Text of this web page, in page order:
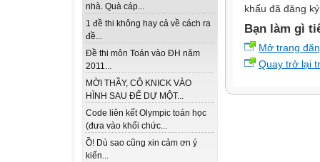
nhà. Quà cáp...
1 đề thi không hay cả về cách ra
đề...
Đề thi môn Toán vào ĐH năm
2011...
MỜI THẦY, CÔ KNICK VÀO
HÌNH SAU ĐỂ DỰ MỘT...
Code liên kết Olympic toán học
(đưa vào khối chức...
Ồ! Dù sao cũng xin cảm ơn ý
kiến...
khẩu đã đăng
Bạn làm gì
Mở trang
Quay trở lại